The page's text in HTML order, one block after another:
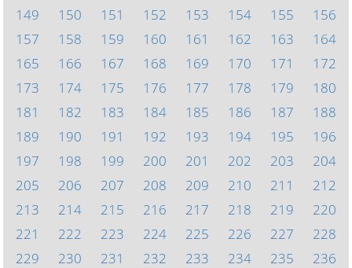
149
150 151 152 153 154 155
156
157
158 159 160 161 162 163
164
165
166 167 168 169 170 171
172
173
174 175 176 177 178 179
180
181
182 183 184 185 186 187
188
189
190 191 192 193 194 195
196
197
198 199 200 201 202 203
204
205
206 207 208 209 210 211
212
213
214 215 216 217 218 219
220
221
222 223 224 225 226 227
228
229
230 231 232 233 234 235
236